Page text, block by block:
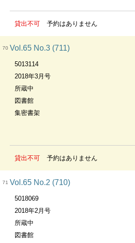
貸出不可 予約はありません
70 Vol.65 No.3 (711)
5013114
2018年3月号
所蔵中
図書館
集密書架
貸出不可 予約はありません
71 Vol.65 No.2 (710)
5018069
2018年2月号
所蔵中
図書館